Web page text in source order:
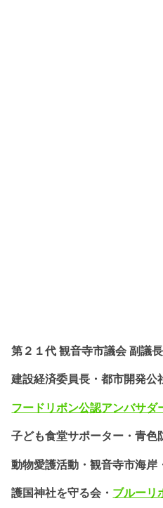
第２１代 観音寺市議会 副議長
建設経済委員長・都市開発公
フードリボン公認アンバサダ
子ども食堂サポーター・青色
動物愛護活動・観音寺市海岸
護国神社を守る会・ ブルーリ